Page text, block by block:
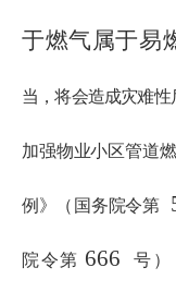
于燃气属于易
当，将会造成灾难
加强物业小区管道
例》 （ 国务院令第
院令第 666 号 ）